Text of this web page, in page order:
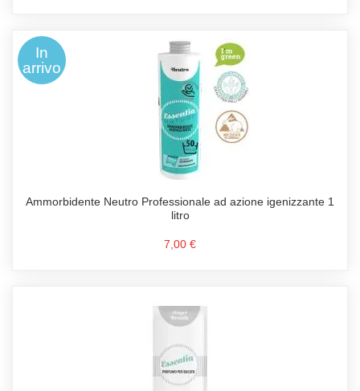
In
arrivo
Ammorbidente Neutro Professionale ad azione igenizzante 1
litro
7,00 €